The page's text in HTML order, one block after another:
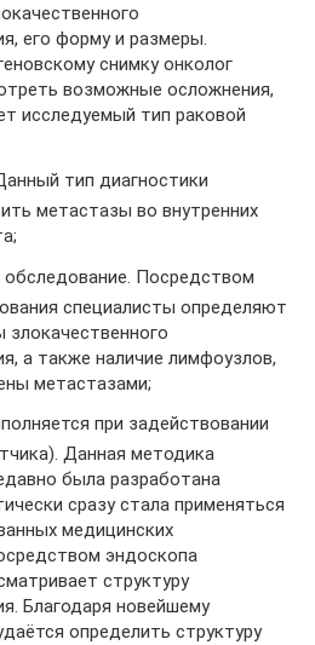
его форму и размеры.
снимку онколог
возможные осложнения,
исследуемый тип раковой
тип диагностики
метастазы во внутренних
обследование. Посредством
специалисты определяют
а также наличие лимфоузлов,
метастазами;
при задействовании
Данная методика
была разработана
сразу стала применяться
медицинских
эндоскопа
структуру
Благодаря новейшему
определить структуру